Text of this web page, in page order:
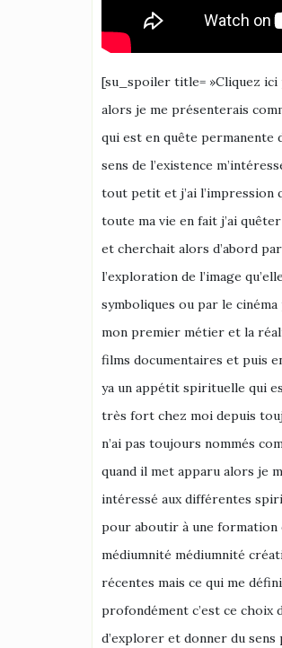
[su_spoiler title= »Cliquez ici
alors je me présenterais
qui est en quête permanente
sens de l’existence
tout petit et j’ai l’impression
toute ma vie en fait j’ai
et cherchait alors d’abord par
l’exploration de l’image
symboliques ou par le cinéma
mon premier métier et la
films documentaires et puis
ya un appétit spirituelle qui
très fort chez moi depuis
n’ai pas toujours nommés
quand il met apparu alors je
intéressé aux différentes
pour aboutir à une formation
médiumnité médiumnité
récentes mais ce qui me
profondément c’est ce choix
d’explorer et donner du